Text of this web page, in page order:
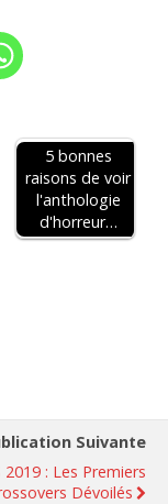
5 bonnes
raisons de voir
l'anthologie
d'horreur…
Suivante
2019 : Les Premiers
Dévoilés